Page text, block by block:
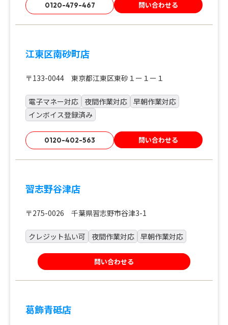
0120-479-467 問い合わせる
江東区南砂町店
〒133-0044 東京都江東区東砂１ー１ー１
電子マネー対応 夜間作業対応 早朝作業対応
インボイス登録済み
0120-402-563 問い合わせる
習志野谷津店
〒275-0026 千葉県習志野市谷津3-1
クレジット払い可 夜間作業対応 早朝作業対応
問い合わせる
葛飾青砥店